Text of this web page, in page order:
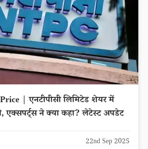
| एनटीपीसी लिमिटेड शेयर में
एक्सपर्ट्स ने क्या कहा? लेटेस्ट अपडेट
22nd Sep 2025